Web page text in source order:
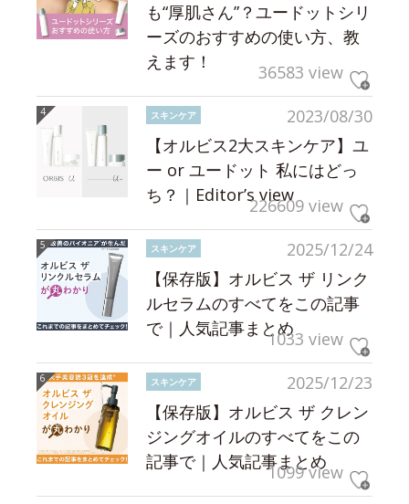
も“厚肌さん”？ユードットシリ
ーズのおすすめの使い方、教
えます！
36583 view
2023/08/30
スキンケア
【オルビス2大スキンケア】ユ
ー or ユードット 私にはどっ
ち？｜Editor’s view226609 view
2025/12/24
スキンケア
【保存版】オルビス ザ リンク
ルセラムのすべてをこの記事
で｜人気記事まとめ1033 view
2025/12/23
スキンケア
【保存版】オルビス ザ クレン
ジングオイルのすべてをこの
記事で｜人気記事まとめ
1099 view